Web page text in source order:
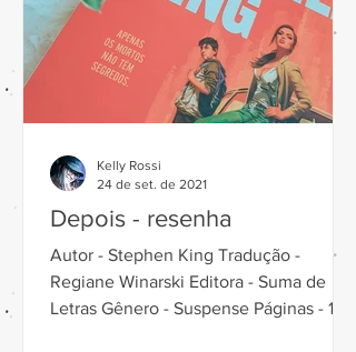
Depois - resenha
Autor - Stephen King Tradução -
Regiane Winarski Editora - Suma de
Letras Gênero - Suspense Páginas - 192
Kelly Rossi
24 de set. de 2021